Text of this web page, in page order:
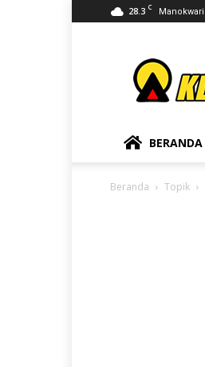
28.3 C Manokwari
BERANDA
Beranda Topik